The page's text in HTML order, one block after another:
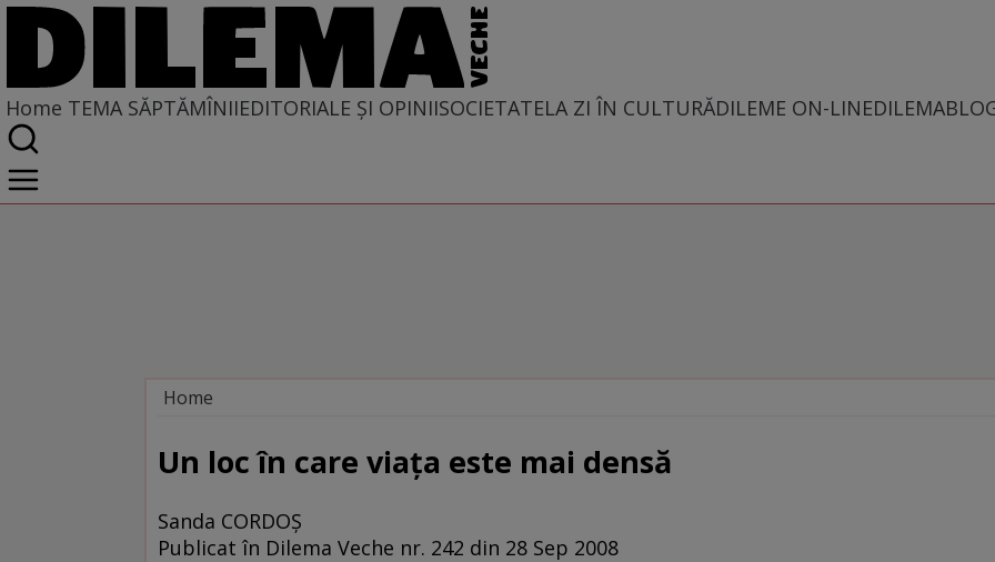
Home TEMA SĂPTĂMÎNIIEDITORIALE ȘI OPINIISOCIETATELA ZI ÎN CULTURĂDILEME ON-LINE
Home
Un loc în care viaţa este mai densă
Sanda CORDOŞ
Publicat în Dilema Veche nr. 242 din 28 Sep 2008